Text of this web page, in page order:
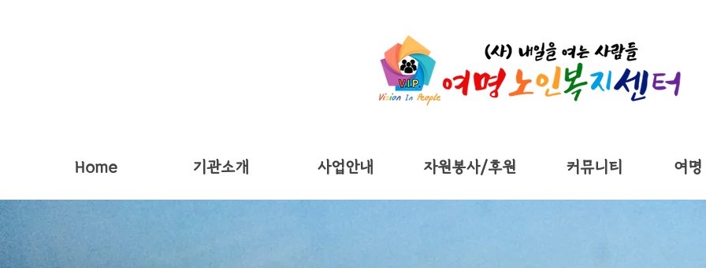
Home 기관소개 사업안내 자원봉사/후원 커뮤니티 여